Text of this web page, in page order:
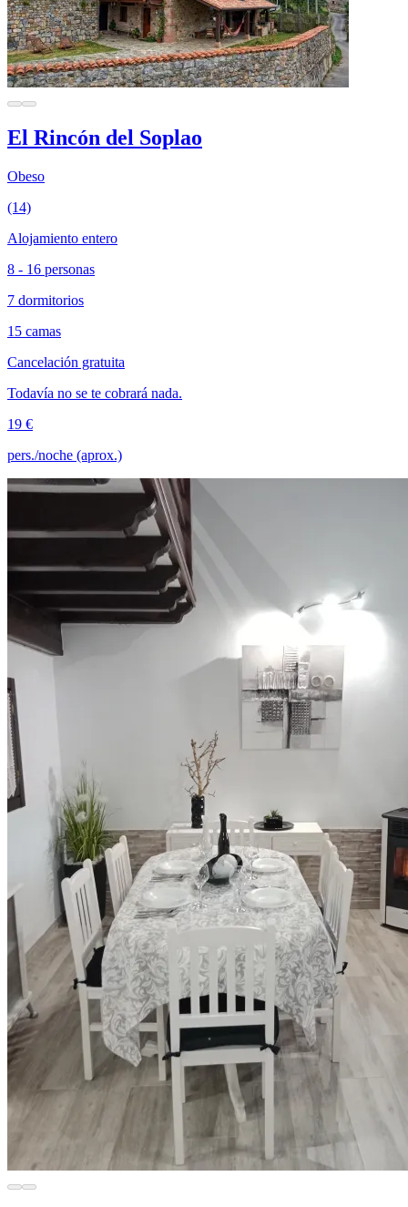
El Rincón del Soplao
Obeso
(14)
Alojamiento entero
8 - 16 personas
7 dormitorios
15 camas
Cancelación gratuita
Todavía no se te cobrará nada.
19 €
pers./noche (aprox.)